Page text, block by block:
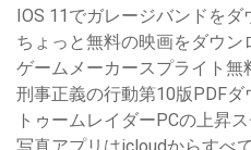
IOS 11でガレージバンドを
ちょっと無料の映画をダウン
ゲームメーカースプライト無
刑事正義の行動第10版PDFダ
トゥームレイダーPCの上昇